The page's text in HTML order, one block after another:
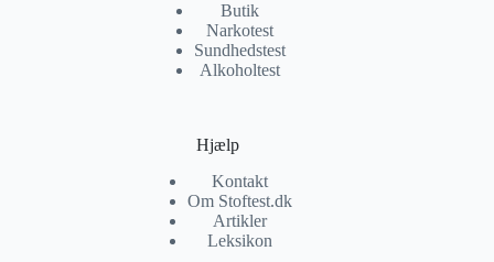
Butik
Narkotest
Sundhedstest
Alkoholtest
Hjælp
Kontakt
Om Stoftest.dk
Artikler
Leksikon